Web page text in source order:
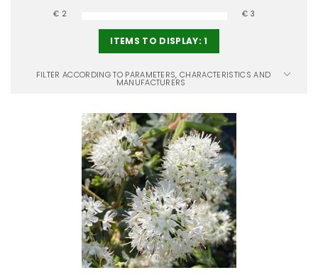
€ 2 € 3
ITEMS TO DISPLAY:1
FILTER ACCORDING TO PARAMETERS, CHARACTERISTICS AND
MANUFACTURERS